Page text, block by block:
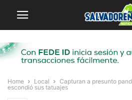
Home Local
Capturan a presunto
escondió sus tatuajes